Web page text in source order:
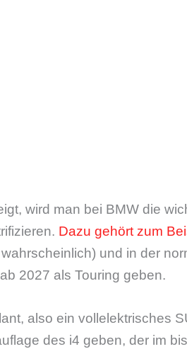
wird man bei BMW die
Dazu gehört zum
und in der
2027 als Touring geben.
also ein vollelektrisches
des i4 geben, der im